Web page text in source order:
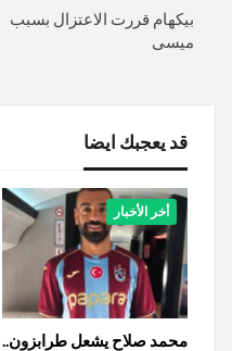
بيكهام قررت الاعتزال بسبب
ميسى
قد يعجبك ايضا
أخر الأخبار
محمد صلاح يشعل طرابزون..